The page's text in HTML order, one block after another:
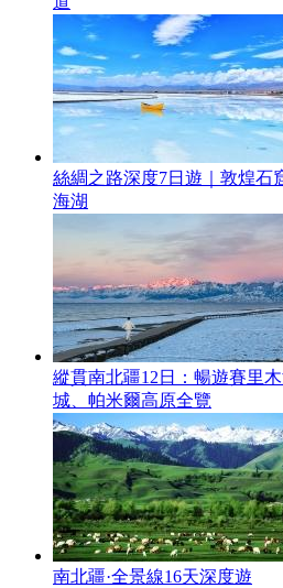
絲綢之路深度7日遊｜敦煌石
海湖
縱貫南北疆12日：暢遊賽里
城、帕米爾高原全覽
南北疆·全景線16天深度遊